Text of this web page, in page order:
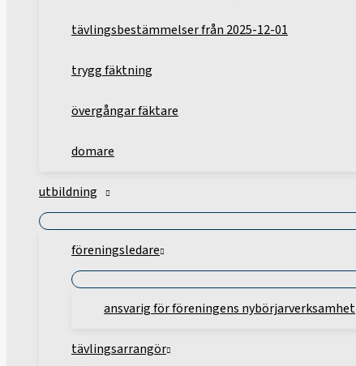
tävlingsbestämmelser från 2025-12-01
trygg fäktning
övergångar fäktare
domare
utbildning
föreningsledare
ansvarig för föreningens nybörjarverksamhet
tävlingsarrangör